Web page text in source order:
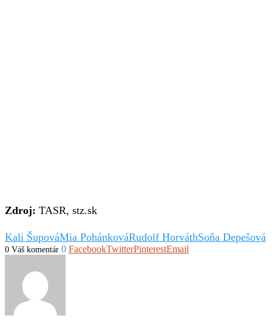
Zdroj: TASR, stz.sk
Kali ŠupováMia PohánkováRudolf HorváthSoňa Depešová
0 Váš komentár 0 FacebookTwitterPinterestEmail